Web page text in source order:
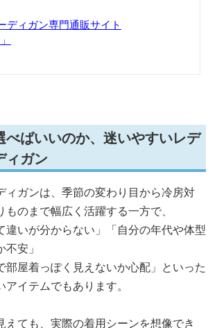
ディガン専門通販サイト
べばいいのか、迷いやすいレデ
ィガン
ィガンは、季節の変わり目から冷房対
のまで幅広く活躍する一方で、
違いが分からない」「自分の年代や体型
安」
部屋着っぽく見えないか心配」といった
イテムでもあります。
えても、実際の着用シーンを想像でき